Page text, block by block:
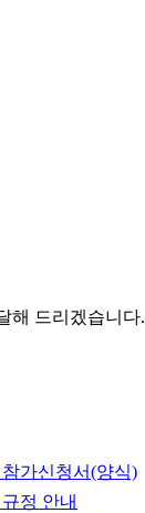
해 드리겠습니다.
가신청서(양식)
정 안내